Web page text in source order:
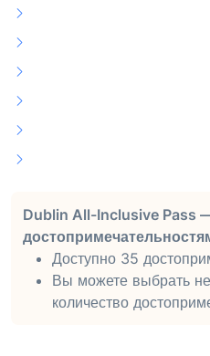
Dublin All-Inclusive Pass
Доступно 35
Вы можете выбрать
количество